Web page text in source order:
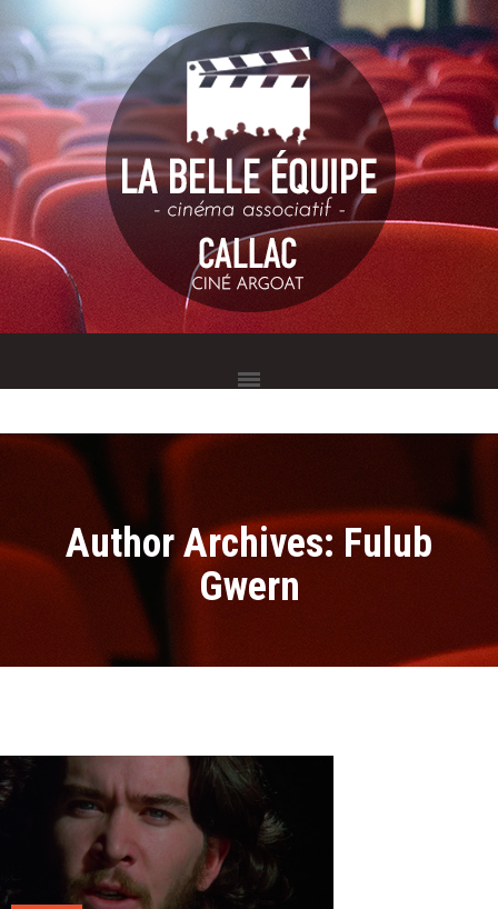
Author Archives: Fulub
Gwern